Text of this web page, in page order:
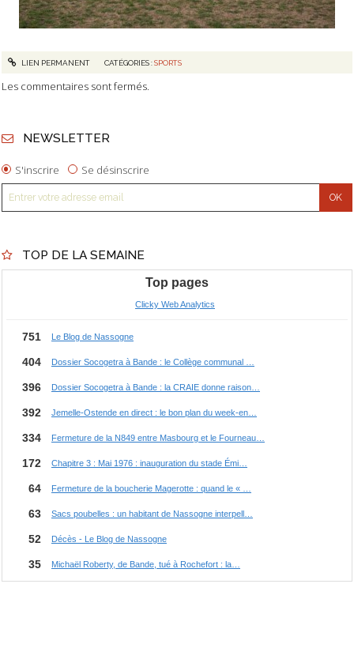
LIEN PERMANENT CATÉGORIES :SPORTS
Les commentaires sont fermés.
NEWSLETTER
S'inscrire Se désinscrire
TOP DE LA SEMAINE